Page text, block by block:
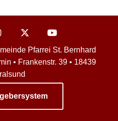
Pfarrei St. Bernhard
• Frankenstr. 39 • 18439